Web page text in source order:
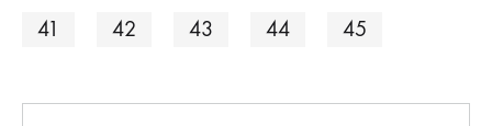
41
42 43 44 45